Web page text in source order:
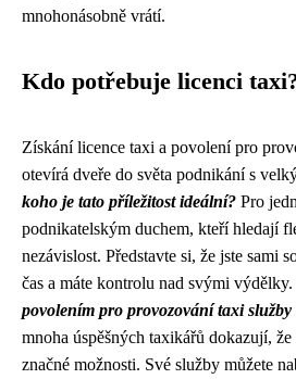
mnohonásobně vrátí.
Kdo potřebuje licenci
Získání licence taxi a povolení pro
otevírá dveře do světa podnikání s
koho je tato příležitost ideální? Pro
podnikatelským duchem, kteří hledají
nezávislost. Představte si, že jste sami
čas a máte kontrolu nad svými výdělky.
povolením pro provozování taxi služby
mnoha úspěšných taxikářů dokazují, že
značné možnosti. Své služby můžete